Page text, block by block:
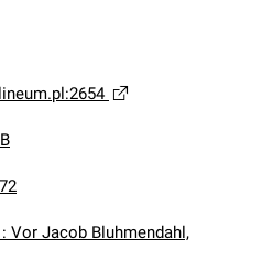
Vor Jacob Bluhmendahl,